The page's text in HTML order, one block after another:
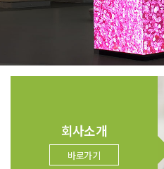
회사소개
바로가기